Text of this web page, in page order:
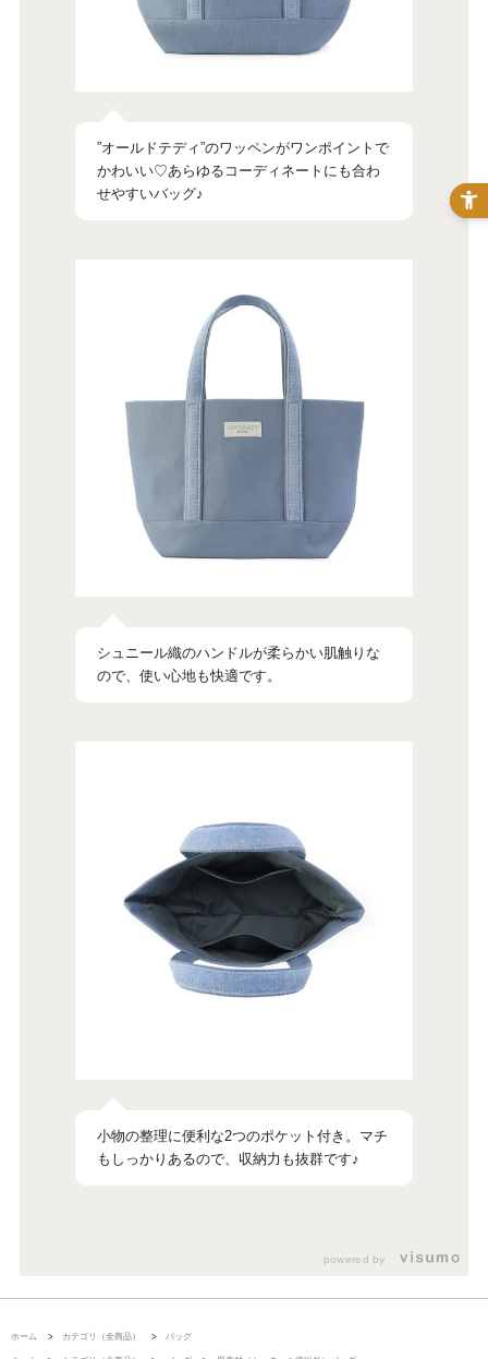
”オールドテディ”のワッペンがワンポイントで
かわいい♡あらゆるコーディネートにも合わ
せやすいバッグ♪
シュニール織のハンドルが柔らかい肌触りな
ので、使い心地も快適です。
小物の整理に便利な2つのポケット付き。マチ
もしっかりあるので、収納力も抜群です♪
powered by
ホーム > カテゴリ（全商品） > バッグ